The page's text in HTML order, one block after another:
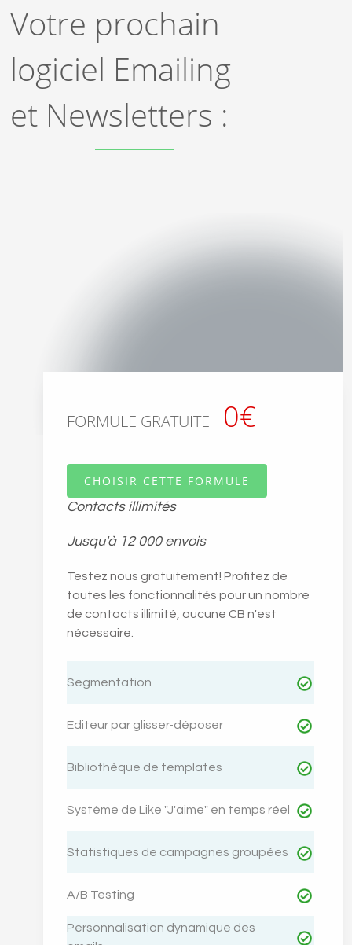
Votre prochain
logiciel Emailing
et Newsletters :
FORMULE GRATUITE 0€
CHOISIR CETTE FORMULE
Contacts illimités
Jusqu'à 12 000 envois
Testez nous gratuitement! Profitez de
toutes les fonctionnalités pour un nombre
de contacts illimité, aucune CB n'est
nécessaire.
Segmentation
Editeur par glisser-déposer
Bibliothèque de templates
Système de Like "J'aime" en temps réel
Statistiques de campagnes groupées
A/B Testing
Personnalisation dynamique des